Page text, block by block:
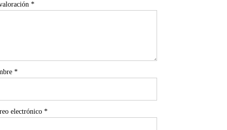
*
*
electrónico *